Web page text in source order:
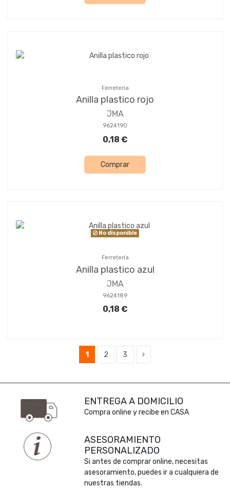
Ferretería
Anilla plastico rojo
JMA
9624190
0,18 €
Comprar
No disponible
Ferretería
Anilla plastico azul
JMA
9624189
0,18 €
1 2 3
ENTREGA A DOMICILIO
Compra online y recibe en CASA
ASESORAMIENTO
PERSONALIZADO
Si antes de comprar online, necesitas
asesoramiento, puedes ir a cualquiera de
nuestras tiendas.